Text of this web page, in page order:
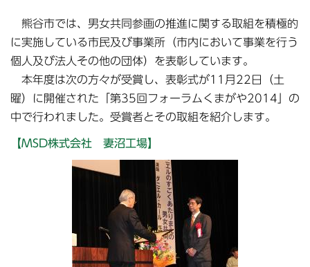
熊谷市では、男女共同参画の推進に関する取組を積極的
に実施している市民及び事業所（市内において事業を行う
個人及び法人その他の団体）を表彰しています。
本年度は次の方々が受賞し、表彰式が11月22日（土
曜）に開催された「第35回フォーラムくまがや2014」の
中で行われました。受賞者とその取組を紹介します。
【MSD株式会社 妻沼工場】